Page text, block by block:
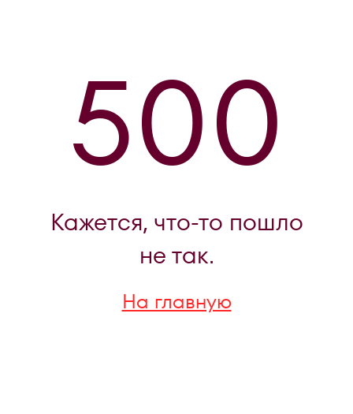
500
Кажется, что-то пошло
не так.
На главную